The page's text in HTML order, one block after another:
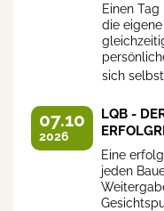
Einen
die
sich
07.10
2026
LQB -
Eine
jeden